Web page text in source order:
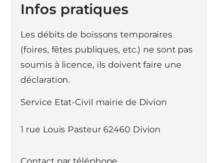
Infos pratiques
Les débits de boissons temporaires
(foires, fêtes publiques, etc.) ne sont pas
soumis à licence, ils doivent faire une
déclaration.
Service Etat-Civil mairie de Divion
1 rue Louis Pasteur 62460 Divion
Contact par téléphone